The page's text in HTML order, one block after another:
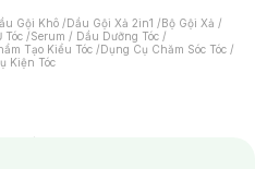
Gội Khô /Dầu Gội Xả 2in1 /Bộ Gội Xả /
Tóc /Serum / Dầu Dưỡng Tóc /
Tạo Kiểu Tóc /Dụng Cụ Chăm Sóc Tóc /
Kiện Tóc